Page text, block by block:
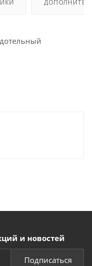
и новостей
Подписаться